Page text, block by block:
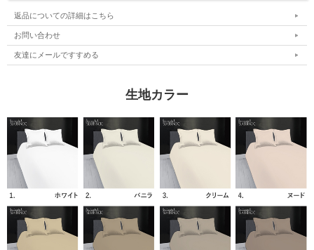
枕カバー：50×70cm
キング：
掛け布団カバー：230×210cｍ
サテンステッチ（サテン縫い）
■素材
300スレッドカウント・サテン織り
エジプト綿100%
120番手
■発送目安
商品は、ベルギーの工房にて全て手作りで作られております。
返品についての詳細はこちら
お問い合わせ
友達にメールですすめる
生地カラー